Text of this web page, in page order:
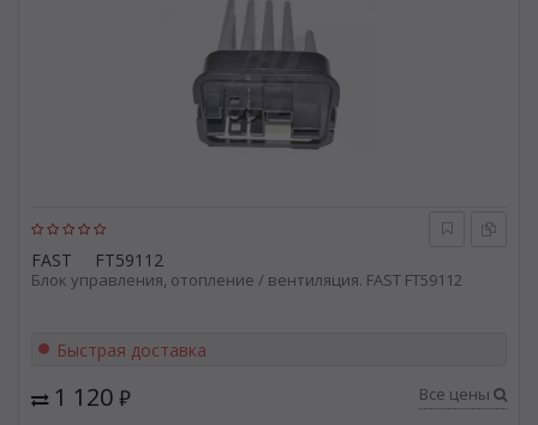
FAST FT59112
Блок управления, отопление / вентиляция. FAST FT59112
Быстрая доставка
1 120 ₽ Все цены